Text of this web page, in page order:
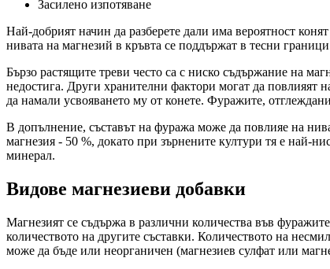
Засилено изпотяване
Най-добрият начин да разберете дали има вероятност
нивата на магнезий в кръвта се поддържат в тесни
Бързо растящите треви често са с ниско съдържание на
недостига. Други хранителни фактори могат да повлияят
да намали усвояването му от конете. Фуражите,
В допълнение, съставът на фуража може да повлияе на
магнезия - 50 %, докато при зърнените култури тя е най-
минерал.
Видове магнезиеви добавки
Магнезият се съдържа в различни количества във
количеството на другите съставки. Количеството на
може да бъде или неорганичен (магнезиев сулфат или